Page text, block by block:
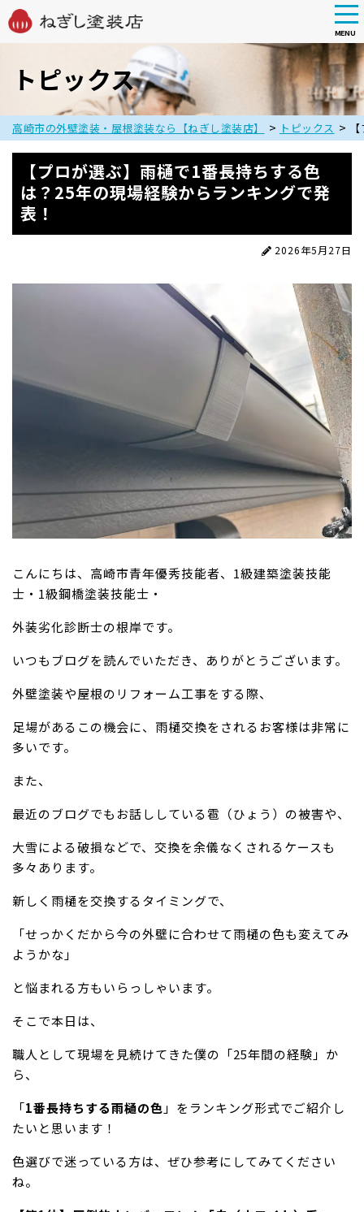
main
MENU
トピックス
高崎市の外壁塗装・屋根塗装なら【ねぎし塗装店】 > トピックス >
【プロが選ぶ】雨樋で1番長持ちする色
は？25年の現場経験からランキングで発
表！
2026年5月27日
こんにちは、高崎市青年優秀技能者、1級建築塗装技能
士・1級鋼橋塗装技能士・
外装劣化診断士の根岸です。
いつもブログを読んでいただき、ありがとうございます。
外壁塗装や屋根のリフォーム工事をする際、
足場があるこの機会に、雨樋交換をされるお客様は非常に
多いです。
また、
最近のブログでもお話ししている雹（ひょう）の被害や、
大雪による破損などで、交換を余儀なくされるケースも
多々あります。
新しく雨樋を交換するタイミングで、
「せっかくだから今の外壁に合わせて雨樋の色も変えてみ
ようかな」
と悩まれる方もいらっしゃいます。
そこで本日は、
職人として現場を見続けてきた僕の「25年間の経験」か
ら、
「1番長持ちする雨樋の色 」をランキング形式でご紹介し
たいと思います！
色選びで迷っている方は、ぜひ参考にしてみてください
ね。